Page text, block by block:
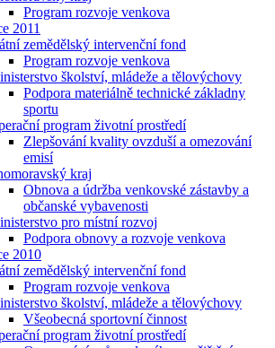
Program rozvoje venkova
2011
zemědělský intervenční fond
Program rozvoje venkova
školství, mládeže a tělovýchovy
Podpora materiálně technické základny
sportu
program životní prostředí
Zlepšování kvality ovzduší a omezování
emisí
kraj
Obnova a údržba venkovské zástavby a
občanské vybavenosti
pro místní rozvoj
Podpora obnovy a rozvoje venkova
2010
zemědělský intervenční fond
Program rozvoje venkova
školství, mládeže a tělovýchovy
Všeobecná sportovní činnost
program životní prostředí